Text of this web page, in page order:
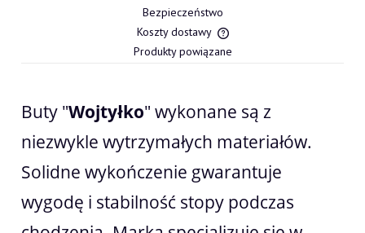
Bezpieczeństwo
Koszty dostawy
Produkty powiązane
Buty "Wojtyłko" wykonane są z
niezwykle wytrzymałych materiałów.
Solidne wykończenie gwarantuje
wygodę i stabilność stopy podczas